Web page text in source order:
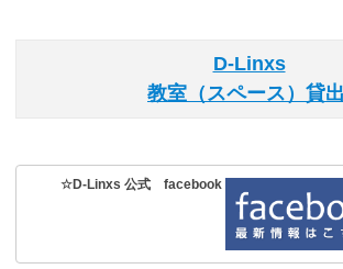
D-Linxs
教室（スペース）貸出
☆D-Linxs 公式 facebook